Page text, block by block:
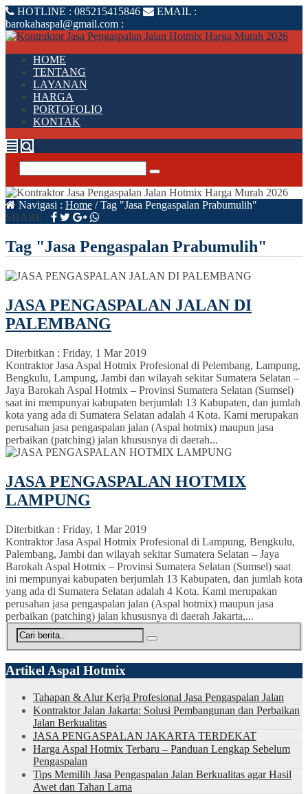
HOTLINE : 085215415846
EMAIL :
barokahaspal@gmail.com :
HOME
TENTANG
LAYANAN
HARGA
PORTOFOLIO
KONTAK
Navigasi : Home /Tag "Jasa Pengaspalan Prabumulih"
SHARE :
Tag "Jasa Pengaspalan Prabumulih"
JASA PENGASPALAN JALAN DI
PALEMBANG
Diterbitkan : Friday, 1 Mar 2019
Kontraktor Jasa Aspal Hotmix Profesional di Pelembang, Lampung,
Bengkulu, Lampung, Jambi dan wilayah sekitar Sumatera Selatan –
Jaya Barokah Aspal Hotmix – Provinsi Sumatera Selatan (Sumsel)
saat ini mempunyai kabupaten berjumlah 13 Kabupaten, dan jumlah
kota yang ada di Sumatera Selatan adalah 4 Kota. Kami merupakan
perusahan jasa pengaspalan jalan (Aspal hotmix) maupun jasa
perbaikan (patching) jalan khususnya di daerah...
JASA PENGASPALAN HOTMIX
LAMPUNG
Diterbitkan : Friday, 1 Mar 2019
Kontraktor Jasa Aspal Hotmix Profesional di Lampung, Bengkulu,
Palembang, Jambi dan wilayah sekitar Sumatera Selatan – Jaya
Barokah Aspal Hotmix – Provinsi Sumatera Selatan (Sumsel) saat
ini mempunyai kabupaten berjumlah 13 Kabupaten, dan jumlah kota
yang ada di Sumatera Selatan adalah 4 Kota. Kami merupakan
perusahan jasa pengaspalan jalan (Aspal hotmix) maupun jasa
perbaikan (patching) jalan khususnya di daerah Jakarta,...
Artikel Aspal Hotmix
Tahapan & Alur Kerja Profesional Jasa Pengaspalan Jalan
Kontraktor Jalan Jakarta: Solusi Pembangunan dan Perbaikan
Jalan Berkualitas
JASA PENGASPALAN JAKARTA TERDEKAT
Harga Aspal Hotmix Terbaru – Panduan Lengkap Sebelum
Pengaspalan
Tips Memilih Jasa Pengaspalan Jalan Berkualitas agar Hasil
Awet dan Tahan Lama